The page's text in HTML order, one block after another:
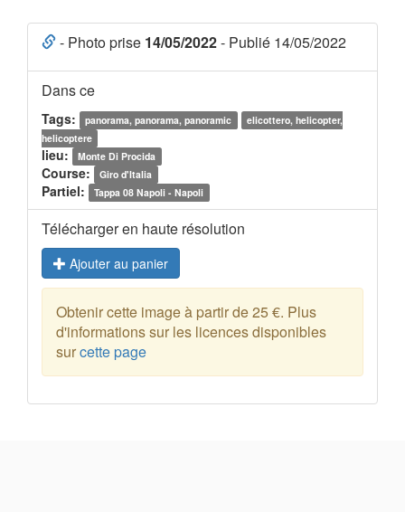
- Photo prise 14/05/2022- Publié 14/05/2022
Dans ce
Tags: panorama, panorama, panoramic
elicottero, helicopter,
helicoptere
lieu: Monte Di Procida
Course: Giro d'Italia
Partiel: Tappa 08 Napoli - Napoli
Télécharger en haute résolution
Ajouter au panier
Obtenir cette image à partir de 25 €. Plus
d'informations sur les licences disponibles
surcette page